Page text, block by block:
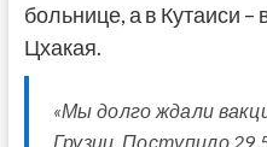
больнице, а в Кутаиси –
Цхакая.
«Мы долго ждали
Грузии. Поступило